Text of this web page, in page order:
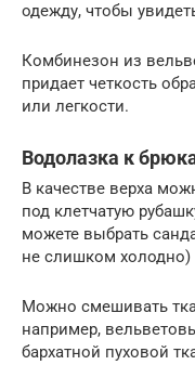
одежду, чтобы
Комбинезон из
придает четкость
или легкости.
Водолазка к
В качестве верха
под клетчатую
можете выбрать
не слишком холодно)
Можно смешивать
например,
бархатной пуховой